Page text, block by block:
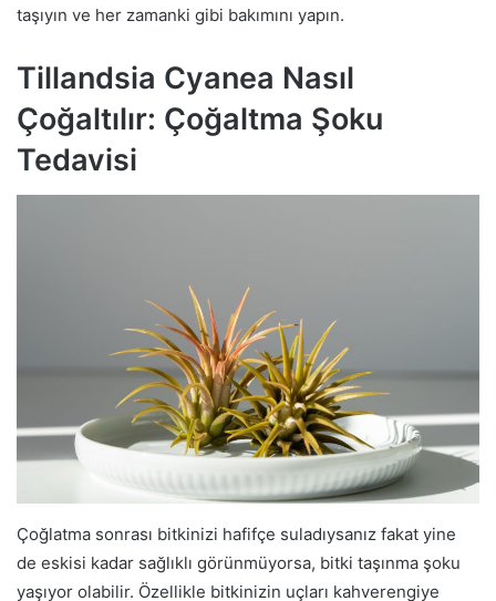
taşıyın ve her zamanki gibi bakımını yapın.
Tillandsia Cyanea Nasıl
Çoğaltılır: Çoğaltma Şoku
Tedavisi
Çoğlatma sonrası bitkinizi hafifçe suladıysanız fakat yine
de eskisi kadar sağlıklı görünmüyorsa, bitki taşınma şoku
yaşıyor olabilir. Özellikle bitkinizin uçları kahverengiye